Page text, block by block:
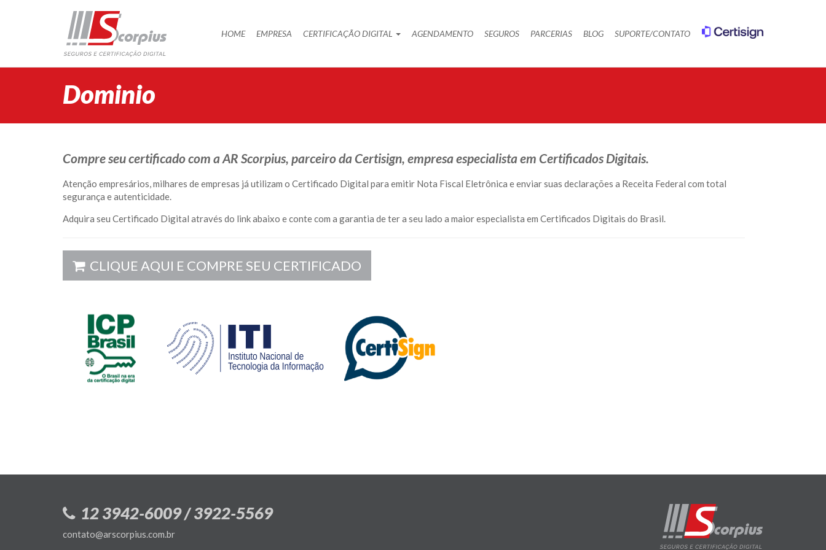
AGENDAMENTO
SEGUROS
SUPORTE/CONTATO
HOME EMPRESA CERTIFICAÇÃO DIGITAL AGENDAMENTO SEGUROS PARCERIAS BLOG SUPORTE/CONTATO
Dominio
Compre seu certificado com a AR Scorpius, parceiro da Certisign, empresa especialista em Certificados Digitais.
Atenção empresários, milhares de empresas já utilizam o Certificado Digital para emitir Nota Fiscal Eletrônica e enviar suas declarações a Receita Federal com total
segurança e autenticidade.
Adquira seu Certificado Digital através do link abaixo e conte com a garantia de ter a seu lado a maior especialista em Certificados Digitais do Brasil.
CLIQUE AQUI E COMPRE SEU CERTIFICADO
12 3942-6009 / 3922-5569
contato@arscorpius.com.br